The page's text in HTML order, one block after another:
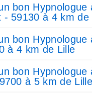
bon Hypnologue
- 59130 à 4 km de
bon Hypnologue
à 4 km de Lille
bon Hypnologue
à 5 km de Lille